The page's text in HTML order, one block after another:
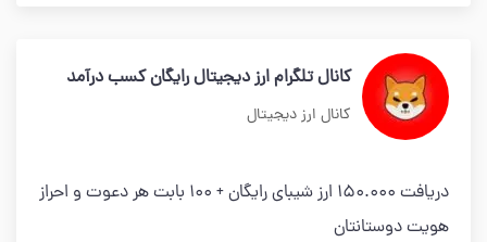
کانال تلگرام ارز دیجیتال رایگان کسب درآمد
کانال ارز دیجیتال
دریافت 150.000 ارز شیبای رایگان + 100 بابت هر دعوت و احراز
هویت دوستانتان